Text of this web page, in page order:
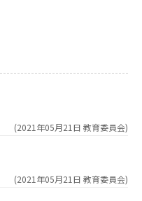
(2021年05月21日 教育委員会)
(2021年05月21日 教育委員会)